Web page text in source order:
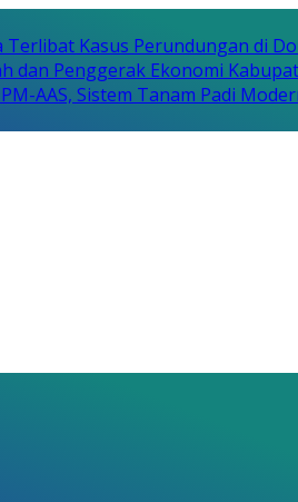
Terlibat Kasus Perundungan di
dan Penggerak Ekonomi
AAS, Sistem Tanam Padi